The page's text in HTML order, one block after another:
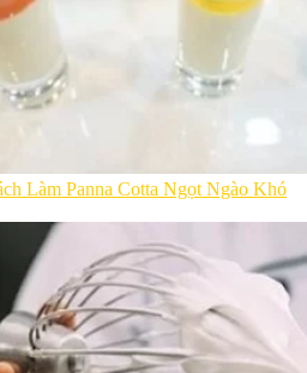
Làm Panna Cotta Ngọt Ngào Khó